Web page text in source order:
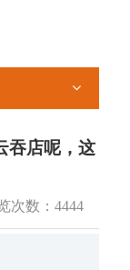
吞店呢，这
次数： 4444